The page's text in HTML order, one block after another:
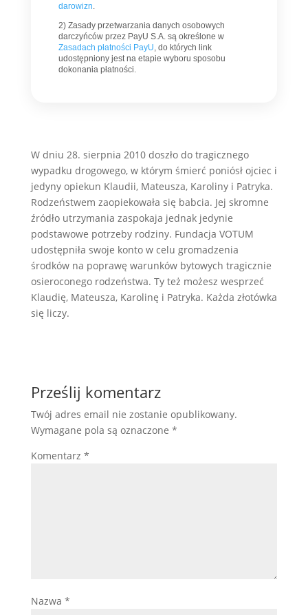
darowizn.
2) Zasady przetwarzania danych osobowych
darczyńców przez PayU S.A. są określone w
Zasadach płatności PayU, do których link
udostępniony jest na etapie wyboru sposobu
dokonania płatności.
W dniu 28. sierpnia 2010 doszło do tragicznego
wypadku drogowego, w którym śmierć poniósł ojciec i
jedyny opiekun Klaudii, Mateusza, Karoliny i Patryka.
Rodzeństwem zaopiekowała się babcia. Jej skromne
źródło utrzymania zaspokaja jednak jedynie
podstawowe potrzeby rodziny. Fundacja VOTUM
udostępniła swoje konto w celu gromadzenia
środków na poprawę warunków bytowych tragicznie
osieroconego rodzeństwa. Ty też możesz wesprzeć
Klaudię, Mateusza, Karolinę i Patryka. Każda złotówka
się liczy.
Prześlij komentarz
Twój adres email nie zostanie opublikowany.
Wymagane pola są oznaczone *
Komentarz *
Nazwa *